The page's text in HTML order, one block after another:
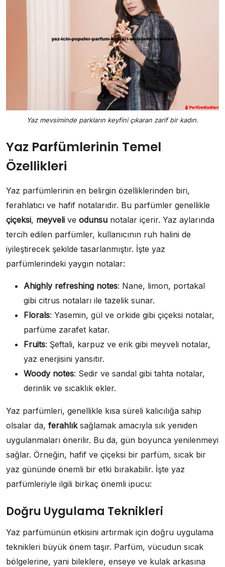
Yaz mevsiminde parkların keyfini çıkaran zarif bir kadın.
Yaz Parfümlerinin Temel
Özellikleri
Yaz parfümlerinin en belirgin özelliklerinden biri,
ferahlatıcı ve hafif notalarıdır. Bu parfümler genellikle
çiçeksi, meyveli ve odunsu notalar içerir. Yaz aylarında
tercih edilen parfümler, kullanıcının ruh halini de
iyileştirecek şekilde tasarlanmıştır. İşte yaz
parfümlerindeki yaygın notalar:
Ahighly refreshing notes: Nane, limon, portakal
gibi citrus notaları ile tazelik sunar.
Florals: Yasemin, gül ve orkide gibi çiçeksi notalar,
parfüme zarafet katar.
Fruits: Şeftali, karpuz ve erik gibi meyveli notalar,
yaz enerjisini yansıtır.
Woody notes: Sedir ve sandal gibi tahta notalar,
derinlik ve sıcaklık ekler.
Yaz parfümleri, genellikle kısa süreli kalıcılığa sahip
olsalar da, ferahlıksağlamak amacıyla sık yeniden
uygulanmaları önerilir. Bu da, gün boyunca yenilenmeyi
sağlar. Örneğin, hafif ve çiçeksi bir parfüm, sıcak bir
yaz gününde önemli bir etki bırakabilir. İşte yaz
parfümleriyle ilgili birkaç önemli ipucu:
Doğru Uygulama Teknikleri
Yaz parfümünün etkisini artırmak için doğru uygulama
teknikleri büyük önem taşır. Parfüm, vücudun sıcak
bölgelerine, yani bileklere, enseye ve kulak arkasına